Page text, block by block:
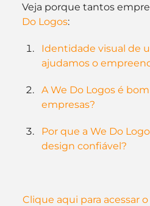
Veja porque tantos
Do Logos:
Identidade visual de
ajudamos o
A We Do Logos é
empresas?
Por que a We Do
design confiável?
Clique aqui para acessar